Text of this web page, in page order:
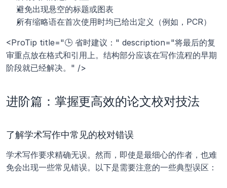
避免出现悬空的标题或图表
所有缩略语在首次使用时均已给出定义（例如，PCR）
<ProTip title="🕒 省时建议：" description="将最后的复
审重点放在格式和引用上。结构部分应该在写作流程的早期
阶段就已经解决。" />
进阶篇：掌握更高效的论文校对技法
了解学术写作中常见的校对错误
学术写作要求精确无误。然而，即使是最细心的作者，也难
免会出现一些常见错误。以下是需要注意的一些典型误区：